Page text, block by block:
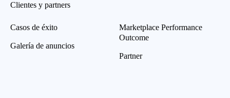
Clientes y partners
Casos de éxito
Galería de anuncios
Marketplace Performance
Outcome
Partner